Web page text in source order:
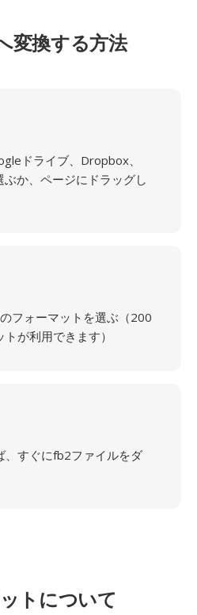
変換する方法
ドライブ、Dropbox、
か、ページにドラッグし
フォーマットを選ぶ（200
が利用できます）
、すぐにfb2ファイルをダ
トについて